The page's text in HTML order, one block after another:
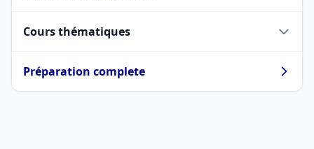
Cours thématiques
Préparation complete